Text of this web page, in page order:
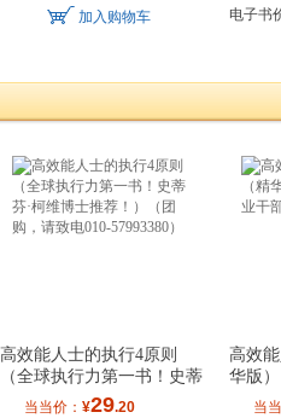
加入购物车
电子书
高效能人士的执行4原则
（全球执行力第一书！史蒂
芬·柯维博士推
当当价： ¥29.20
高效
华版
部员
当